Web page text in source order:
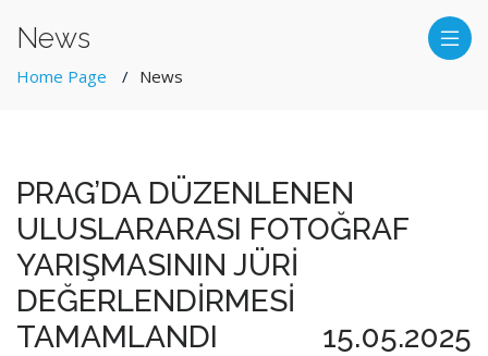
News
Home Page News
PRAG’DA DÜZENLENEN
ULUSLARARASI FOTOĞRAF
YARIŞMASININ JÜRİ
DEĞERLENDİRMESİ
TAMAMLANDI
15.05.2025